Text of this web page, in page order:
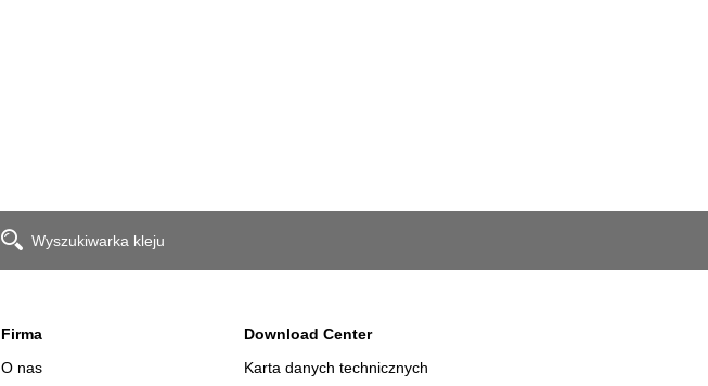
Wyszukiwarka kleju
Firma
O nas
Download Center
Karta danych technicznych